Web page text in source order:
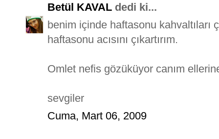
Betül KAVAL dedi ki...
benim içinde haftasonu kahvaltıları
haftasonu acısını çıkartırım.
Omlet nefis gözüküyor canım
sevgiler
Cuma, Mart 06, 2009